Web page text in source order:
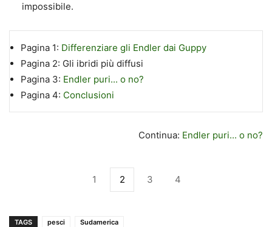
impossibile.
Pagina 1: Differenziare gli Endler dai Guppy
Pagina 2: Gli ibridi più diffusi
Pagina 3: Endler puri... o no?
Pagina 4: Conclusioni
Continua: Endler puri... o no?
1 2 3 4
TAGS pesci Sudamerica